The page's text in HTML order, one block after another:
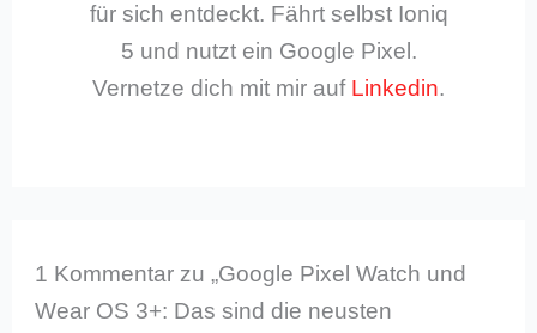
für sich entdeckt. Fährt selbst Ioniq
5 und nutzt ein Google Pixel.
Vernetze dich mit mir auf Linkedin.
1 Kommentar zu „Google Pixel Watch und
Wear OS 3+: Das sind die neusten